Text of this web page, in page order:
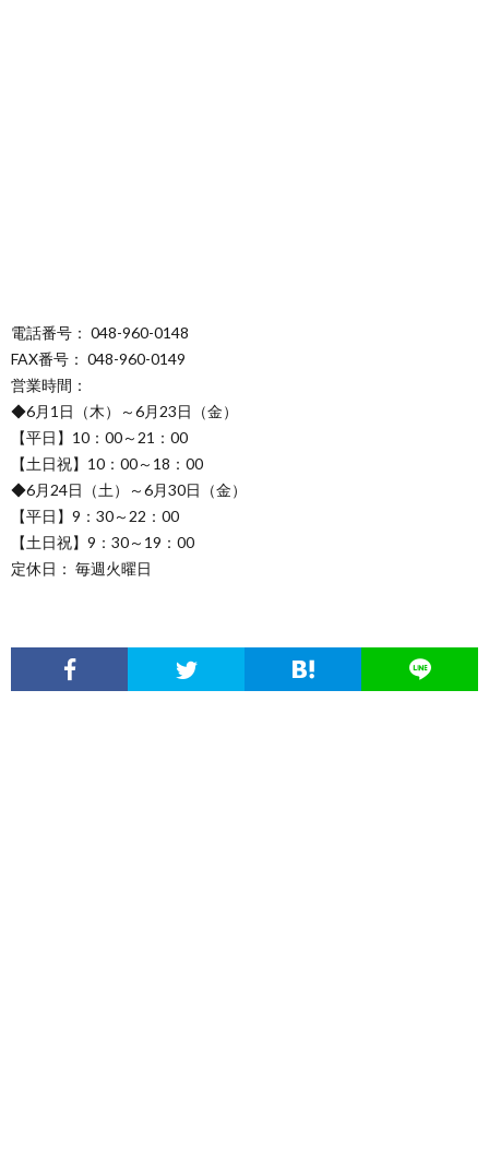
電話番号： 048-960-0148
FAX番号： 048-960-0149
営業時間：
◆6月1日（木）～6月23日（金）
【平日】10：00～21：00
【土日祝】10：00～18：00
◆6月24日（土）～6月30日（金）
【平日】9：30～22：00
【土日祝】9：30～19：00
定休日： 毎週火曜日